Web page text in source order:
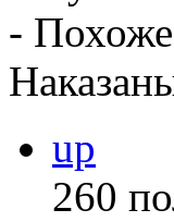
- Похоже
up
260